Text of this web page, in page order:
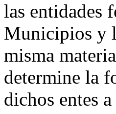
las entidades
Municipios y
misma
determine la
dichos entes